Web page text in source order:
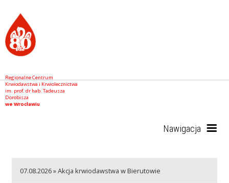
Regionalne Centrum
Krwiodawstwa i Krwiolecznictwa
im. prof. dr hab. Tadeusza
Dorobisza
we Wrocławiu
Nawigacja
07.08.2026 » Akcja krwiodawstwa w Bierutowie